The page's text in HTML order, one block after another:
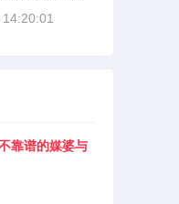
靠谱的媒婆与